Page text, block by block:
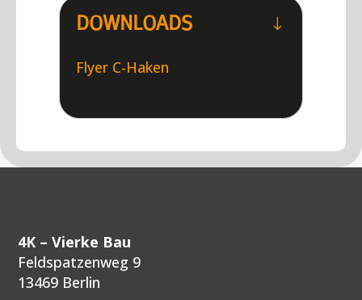
DOWNLOADS "
Flyer C-Haken
4K – Vierke Bau
Feldspatzenweg 9
13469 Berlin